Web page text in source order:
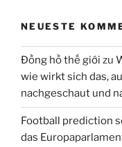
NEUESTE
Đồng hồ thế giới zu
wie wirkt sich das,
nachgeschaut und
Football prediction
das